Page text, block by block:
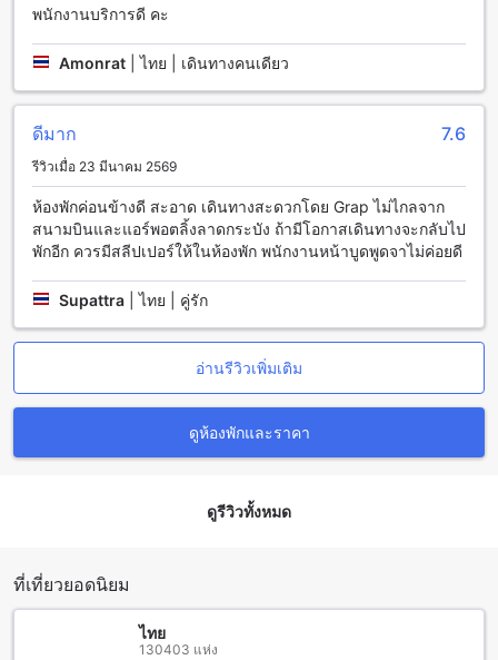
Superior Double ขนาด 28 ตารางเมตรก็เป็นตัวเลือกที่ดีสำหรับ
สนามบินสุวรรณภูมิ: จุดเริ่มต้นสู่การผจญภัยในกรุงเทพ
สนามบินสุวรรณภูมิเป็นสนามบินหลักของกรุงเทพฯ และเป็นจุด
เริ่มต้นสำคัญสำหรับผู้เดินทางที่มุ่งหวังในการผจญภัยในเมืองไทย
นี้ สนามบินสุวรรณภูมิมีความสำคัญทางเศรษฐกิจและการท่อง
เที่ยวอย่างมาก ด้วยการเชื่อมต่อทางการบินไปยังประเทศใน
ภูมิภาคเอเชียและทั่วโลก นอกจากนี้ยังมีสถานที่ใกล้เคียงที่น่า
สนใจมากมายเพื่อให้นักท่องเที่ยวสามารถสนุกสนานและสำรวจ
กรุงเทพฯได้อย่างเต็มที่
วิธีการเดินทางจากสนามบินสุวรรณภูมิไปยังสุวรรณภูมิ โอเรียน
ตัล รีสอร์ต
สนามบินสุวรรณภูมิเป็นสนามบินหลักที่ใหญ่ที่สุดในประเทศไทย
และเป็นจุดเริ่มต้นที่ดีในการเดินทางไปยังสุวรรณภูมิ โอเรียนตัล
รีสอร์ต ท่านสามารถเดินทางจากสนามบินสุวรรณภูมิไปยัง
สุวรรณภูมิ โอเรียนตัล รีสอร์ตได้หลายวิธี วิธีที่ง่ายที่สุดคือการ
เดินทางด้วยรถแท็กซี่ ท่านสามารถจองรถแท็กซี่ที่จุดสอบถามรถ
ยังสุวรรณภูมิ โอเรียนตัล รีสอร์ตประมาณ 30 กิโลเมตร และใช้
เวลาเดินทางประมาณ 45-60 นาที
บินสุวรรณภูมิไปยังสถานีพญาไท แล้วเปลี่ยนรถไปยังสถานี
อ่อนนุช จากนั้นใช้บริการรถแท็กซี่เพื่อเดินทางไปยังสุวรรณภูมิ โอ
เรียนตัล รีสอร์ต วิธีนี้จะใช้เวลาเดินทางประมาณ 1-1.5 ชั่วโมง
พนักงานบริการดี คะ
Amonrat |ไทย | เดินทางคนเดียว
ดีมาก 7.6
รีวิวเมื่อ 23 มีนาคม 2569
ห้องพักค่อนข้างดี สะอาด เดินทางสะดวกโดย Grap ไม่ไกลจาก
สนามบินและแอร์พอตลิ้งลาดกระบัง ถ้ามีโอกาสเดินทางจะกลับไป
พักอีก ควรมีสลีปเปอร์ให้ในห้องพัก พนักงานหน้าบูดพูดจาไม่ค่อยดี
Supattra |ไทย | คู่รัก
อ่านรีวิวเพิ่มเติม
ดูห้องพักและราคา
ดูรีวิวทั้งหมด
ที่เที่ยวยอดนิยม
ไทย
130403 แห่ง